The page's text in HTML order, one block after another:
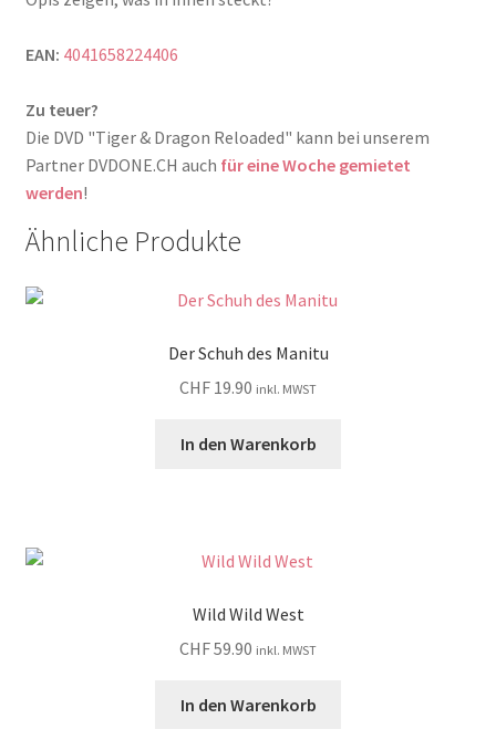
EAN: 4041658224406
Zu teuer?
Die DVD "Tiger & Dragon Reloaded" kann bei unserem
Partner DVDONE.CH auch für eine Woche gemietet
werden!
Ähnliche Produkte
Der Schuh des Manitu
CHF 19.90 inkl. MWST
In den Warenkorb
Wild Wild West
CHF59.90 inkl. MWST
In den Warenkorb